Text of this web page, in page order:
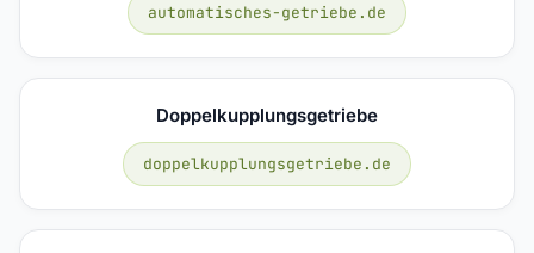
automatisches-getriebe.de
Doppelkupplungsgetriebe
doppelkupplungsgetriebe.de